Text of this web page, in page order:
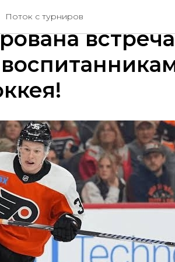
Поток с турниров«Звезда»
встреча